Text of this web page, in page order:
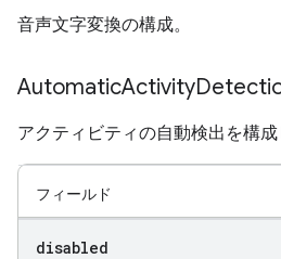
音声文字変換の構成。
AutomaticActivity
アクティビティの自動検出を構成
フィールド
disabled